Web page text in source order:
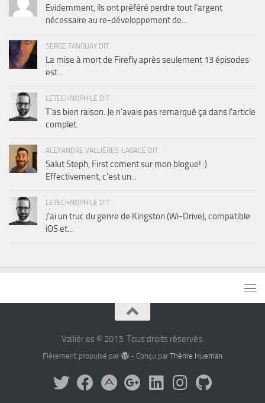
Evidemment, ils ont préféré perdre tout l'argent
nécessaire au re-développement de...
SERGE TANGUAY DIT
La mise à mort de Firefly après seulement 13 épisodes
est...
LETECHNOPHILE DIT
T'as bien raison. Je n'avais pas remarqué ça dans l'article
complet.
ALEXANDRE VALLIÈRES-LAGACÉ DIT
Salut Steph, First coment sur mon blogue! :)
Effectivement, c'est un...
LETECHNOPHILE DIT
J'ai un truc du genre de Kingston (Wi-Drive), compatible
iOS et...
Vallièr.es © 2013. Tous droits réservés.
Fièrement propulsé par - Conçu par Thème Hueman